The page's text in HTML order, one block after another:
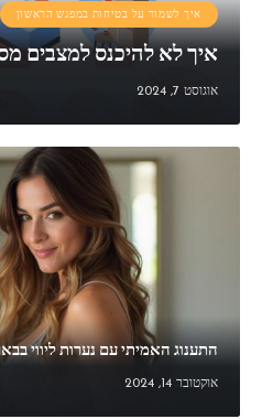
איך לשמור על בטיחות במפגש הראשון
איך לא להיכנס למצבים
אוגוסט 7, 2024
התענוג האמיתי עם נערות ליווי
אוקטובר 14, 2024